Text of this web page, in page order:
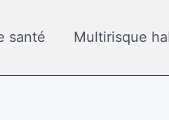
santé Multirisque